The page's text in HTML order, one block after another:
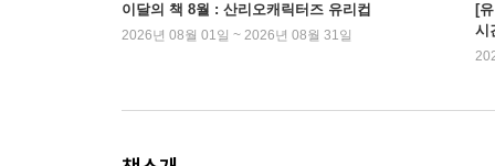
이달의 책 8월 : 산리오캐릭터즈 유리컵
2026년 08월 01일 ~ 2026년 08월 31일
[
시